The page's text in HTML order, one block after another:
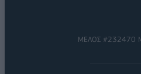
ΜΕΛΟΣ #232470